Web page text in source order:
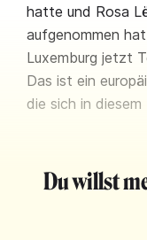
hatte und Rosa
aufgenommen
Luxemburg jetzt
Das ist ein
die sich in
Du willst